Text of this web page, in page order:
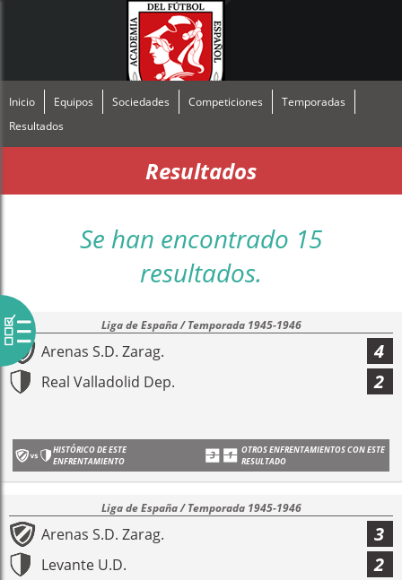
Inicio Equipos Sociedades Competiciones
Temporadas
Resultados
Resultados
Se han encontrado 15
resultados.
Liga de España / Temporada 1945-1946
Arenas S.D. Zarag. 4
Real Valladolid Dep. 2
HISTÓRICO DE ESTE
ENFRENTAMIENTO
OTROS ENFRENTAMIENTOS CON ESTE
RESULTADO
Liga de España / Temporada 1945-1946
Arenas S.D. Zarag. 3
Levante U.D. 2